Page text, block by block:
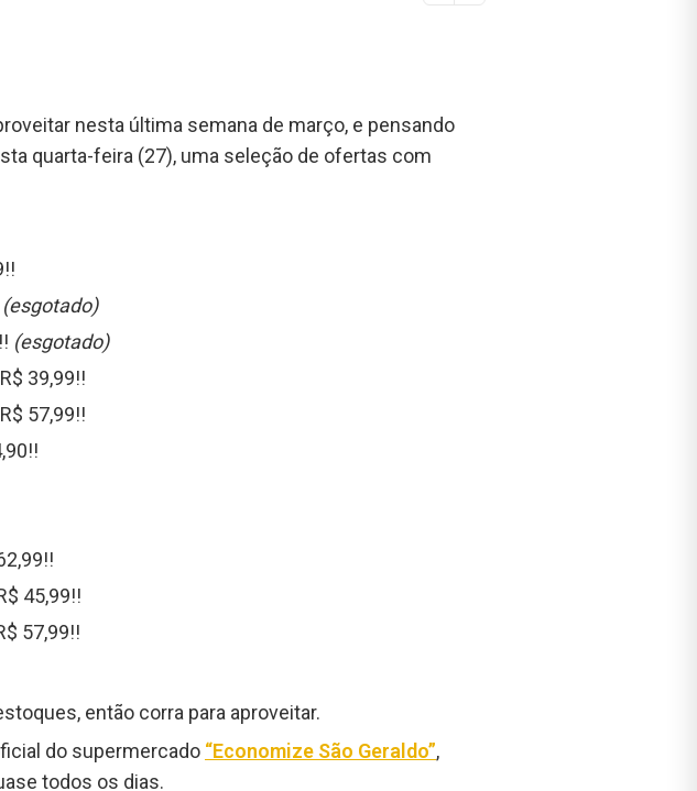
nesta última semana de março, e pensando
quarta-feira (27), uma seleção de ofertas com
(esgotado)
(esgotado)
39,99!!
57,99!!
45,99!!
57,99!!
então corra para aproveitar.
do supermercado “Economize São Geraldo”,
todos os dias.